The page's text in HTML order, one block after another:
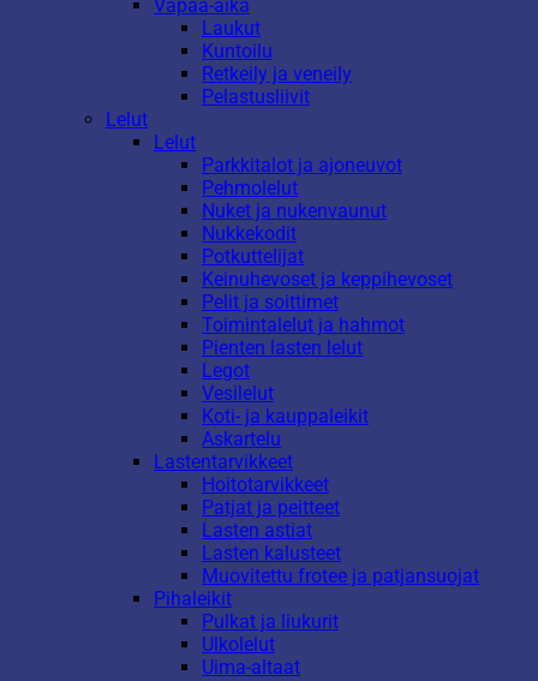
Vapaa-aika
Laukut
Kuntoilu
Retkeily ja veneily
Pelastusliivit
Lelut
Lelut
Parkkitalot ja ajoneuvot
Pehmolelut
Nuket ja nukenvaunut
Nukkekodit
Potkuttelijat
Keinuhevoset ja keppihevoset
Pelit ja soittimet
Toimintalelut ja hahmot
Pienten lasten lelut
Legot
Vesilelut
Koti- ja kauppaleikit
Askartelu
Lastentarvikkeet
Hoitotarvikkeet
Patjat ja peitteet
Lasten astiat
Lasten kalusteet
Muovitettu frotee ja patjansuojat
Pihaleikit
Pulkat ja liukurit
Ulkolelut
Uima-altaat